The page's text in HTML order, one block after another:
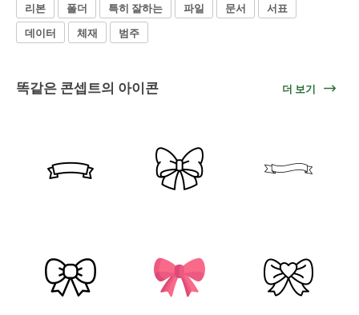
리본 폴더 특히 잘하는 파일 문서
서표
데이터
체재 범주
똑같은 콘셉트의 아이콘 더 보기